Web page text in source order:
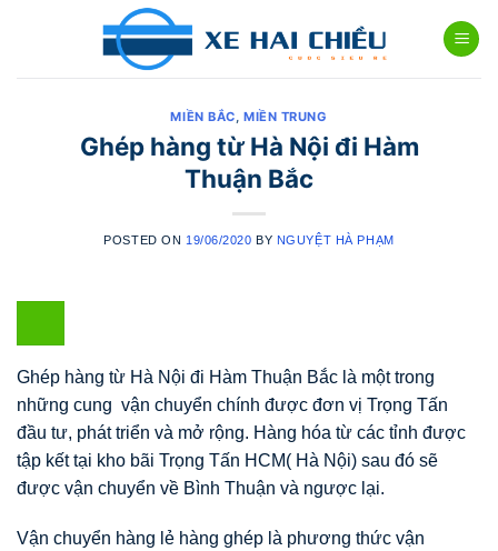
MIỀN BẮC, MIỀN TRUNG
Ghép hàng từ Hà Nội đi Hàm
Thuận Bắc
POSTED ON 19/06/2020 BY NGUYỆT HÀ PHẠM
Ghép hàng từ Hà Nội đi Hàm Thuận Bắc là một trong
những cung vận chuyển chính được đơn vị Trọng Tấn
đầu tư, phát triển và mở rộng. Hàng hóa từ các tỉnh được
tập kết tại kho bãi Trọng Tấn HCM( Hà Nội) sau đó sẽ
được vận chuyển về Bình Thuận và ngược lại.
Vận chuyển hàng lẻ hàng ghép là phương thức vận